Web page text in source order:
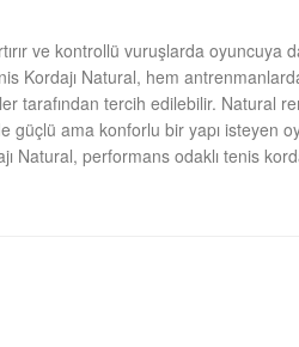
ve kontrollü vuruşlarda oyuncuya
Kordajı Natural, hem
tarafından tercih edilebilir. Natural
ama konforlu bir yapı isteyen
Natural, performans odaklı tenis